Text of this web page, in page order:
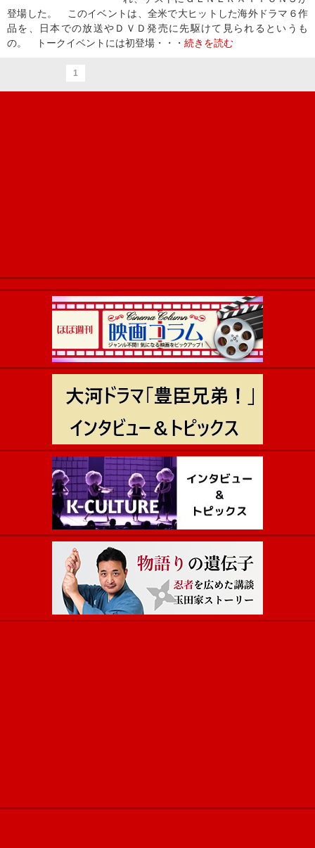
登場した。 このイベントは、全米で大ヒットした海外ドラマ６作
品を、日本での放送やＤＶＤ発売に先駆けて見られるというも
の。 トークイベントには初登場・・・ 続きを読む
1